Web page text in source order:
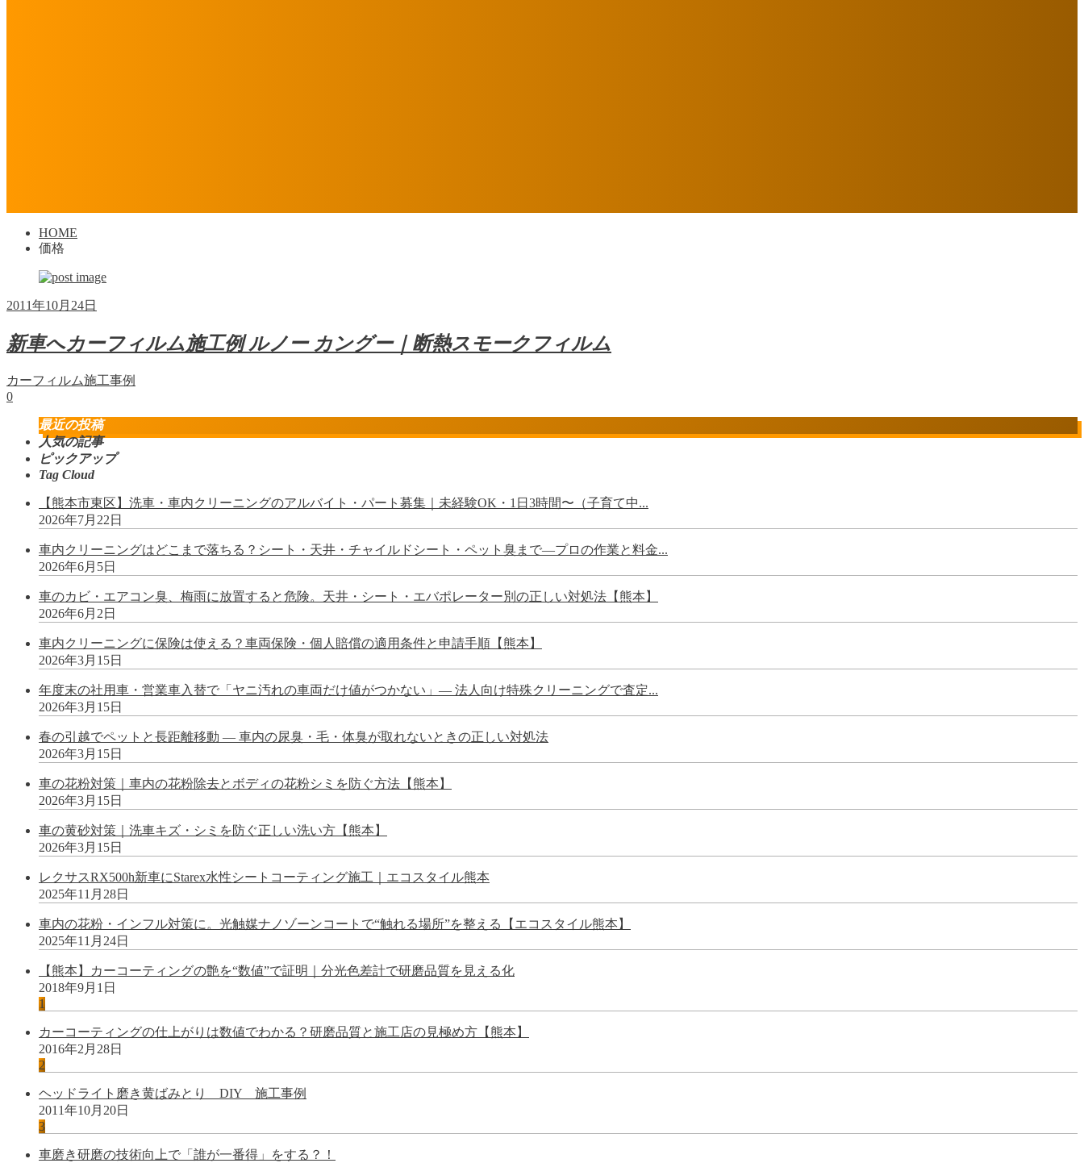
HOME
価格
2011年10月24日
新車へカーフィルム施工例 ルノー カングー｜断熱スモークフィルム
カーフィルム施工事例
0
最近の投稿
人気の記事
ピックアップ
Tag Cloud
【熊本市東区】洗車・車内クリーニングのアルバイト・パート募集｜未経験OK・1日3時間〜（子育て中...
2026年7月22日
車内クリーニングはどこまで落ちる？シート・天井・チャイルドシート・ペット臭まで—プロの作業と料金...
2026年6月5日
車のカビ・エアコン臭、梅雨に放置すると危険。天井・シート・エバポレーター別の正しい対処法【熊本】
2026年6月2日
車内クリーニングに保険は使える？車両保険・個人賠償の適用条件と申請手順【熊本】
2026年3月15日
年度末の社用車・営業車入替で「ヤニ汚れの車両だけ値がつかない」— 法人向け特殊クリーニングで査定...
2026年3月15日
春の引越でペットと長距離移動 — 車内の尿臭・毛・体臭が取れないときの正しい対処法
2026年3月15日
車の花粉対策｜車内の花粉除去とボディの花粉シミを防ぐ方法【熊本】
2026年3月15日
車の黄砂対策｜洗車キズ・シミを防ぐ正しい洗い方【熊本】
2026年3月15日
レクサスRX500h新車にStarex水性シートコーティング施工｜エコスタイル熊本
2025年11月28日
車内の花粉・インフル対策に。光触媒ナノゾーンコートで“触れる場所”を整える【エコスタイル熊本】
2025年11月24日
【熊本】カーコーティングの艶を“数値”で証明｜分光色差計で研磨品質を見える化
2018年9月1日
1
カーコーティングの仕上がりは数値でわかる？研磨品質と施工店の見極め方【熊本】
2016年2月28日
2
ヘッドライト磨き黄ばみとり DIY 施工事例
2011年10月20日
3
車磨き研磨の技術向上で「誰が一番得」をする？！